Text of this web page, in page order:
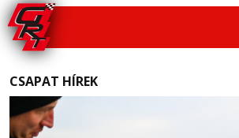
CSAPAT HÍREK